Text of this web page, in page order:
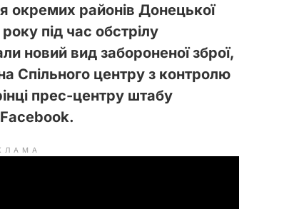
окремих районів Донецької
під час обстрілу
новий вид забороненої зброї,
Спільного центру з контролю
прес-центру штабу
Facebook.